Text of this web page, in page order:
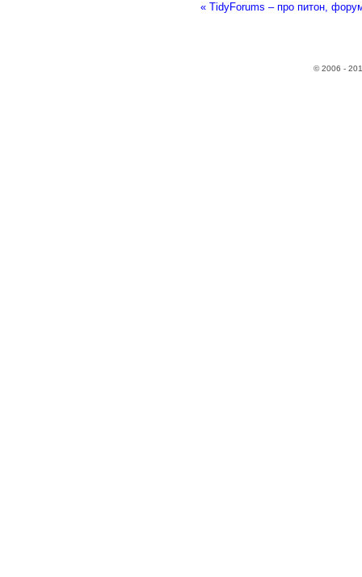
« TidyForums – про питон,
© 2006 -